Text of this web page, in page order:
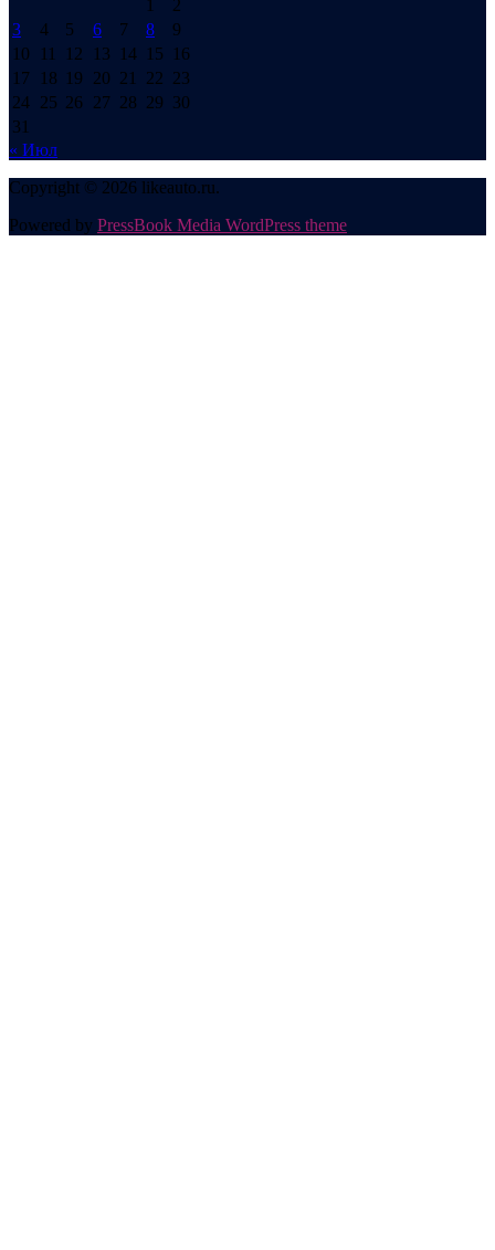
1
2
3
4 5 6 7 8
9
10
11 12 13 14 15
16
17
18 19 20 21 22 23
24 25 26 27 28 29 30
31
« Июл
Copyright © 2026 likeauto.ru.
Powered by PressBook Media WordPress theme